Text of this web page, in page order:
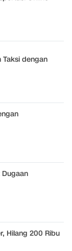
Taksi dengan
Hilang 200 Ribu